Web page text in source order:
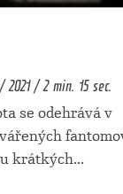
/ 2 min. 15 sec.
se odehrává v
krátkých...